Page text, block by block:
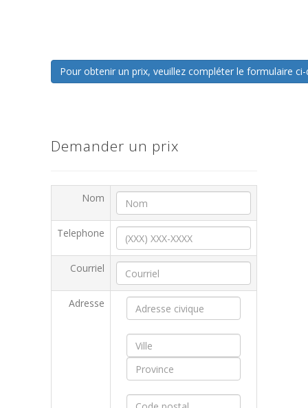
Pour obtenir un prix, veuillez compléter le formulaire
Demander un prix
Nom
Telephone
Courriel
Adresse